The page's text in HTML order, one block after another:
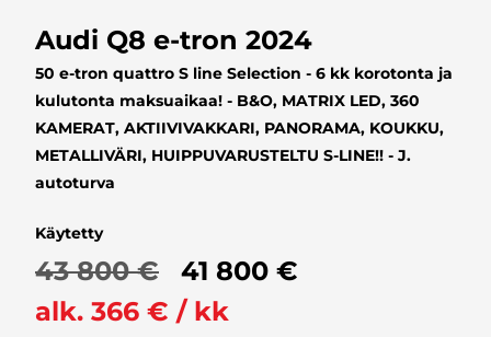
Audi Q8 e-tron 2024
50 e-tron quattro S line Selection - 6 kk korotonta ja
kulutonta maksuaikaa! - B&O, MATRIX LED, 360
KAMERAT, AKTIIVIVAKKARI, PANORAMA, KOUKKU,
METALLIVÄRI, HUIPPUVARUSTELTU S-LINE!! - J.
autoturva
Käytetty
43 800 €
41 800 €
alk. 366 € / kk